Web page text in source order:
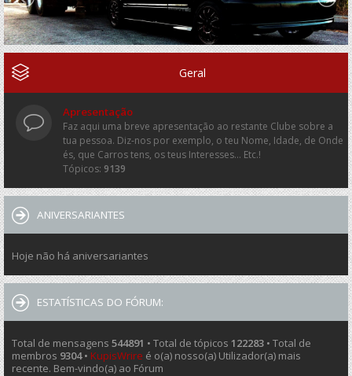
Geral
Apresentação
Faz aqui uma breve apresentação ao restante Clube sobre a
tua pessoa. Diz-nos por exemplo, o teu Nome, Idade, de Onde
és, que Carros tens, os teus Interesses... Etc.!
Tópicos: 9139
ANIVERSARIANTES
Hoje não há aniversariantes
ESTATÍSTICAS DO FÓRUM:
Total de mensagens 544891 • Total de tópicos 122283 • Total de
membros 9304• KupisWrire é o(a) nosso(a) Utilizador(a) mais
recente. Bem-vindo(a) ao Fórum